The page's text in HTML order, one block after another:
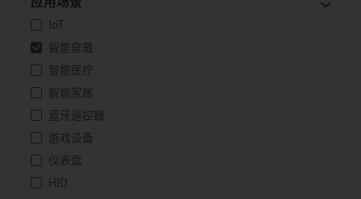
IoT
智能穿戴
智能医疗
智能家居
蓝牙遥控器
游戏设备
仪表盘
HID